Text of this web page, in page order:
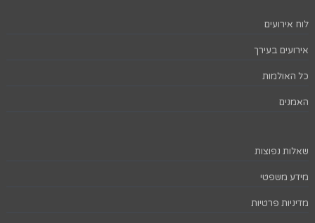
לוח אירועים
אירועים בעירך
כל האולמות
האמנים
שאלות נפוצות
מידע משפטי
מדיניות פרטיות